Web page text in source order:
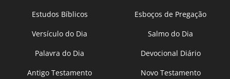
Estudos Bíblicos
Esboços de Pregação
Versículo do Dia
Salmo do Dia
Palavra do Dia
Devocional Diário
Antigo Testamento
Novo Testamento